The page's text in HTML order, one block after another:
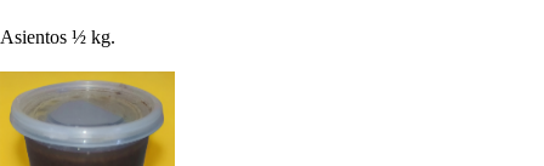
Asientos ½ kg.